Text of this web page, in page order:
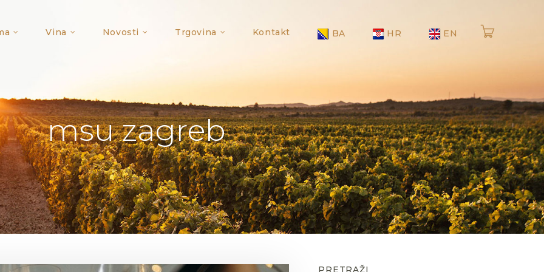
Vina Novosti Trgovina Kontakt BA HR EN
msu zagreb
PRETRAŽI